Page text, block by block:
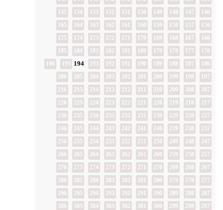
146
147
148
149
150
151
152
153
154
155
156
157
158
159
160
161
162
163
164
165
166
167
168
169
170
171
172
173
174
175
176
177
178
179
180
181
182
183
184
185
186
187
188
189
190
191
192
193
195
196
197
198
199
200
201
202
203
204
205
206
207
208
209
210
211
212
213
214
215
216
217
218
219
220
221
222
223
224
225
226
227
228
229
230
231
232
233
234
235
236
237
238
239
240
241
242
243
244
245
246
247
248
249
250
251
252
253
254
255
256
257
258
259
260
261
262
263
264
265
266
267
268
269
270
271
272
273
274
275
276
277
278
279
280
281
282
283
284
285
286
287
288
289
290
291
292
293
294
295
296
297
298
299
300
301
302
303
304
305
306